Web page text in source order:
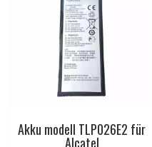
Akku modell TLP026E2 für
Alcatel